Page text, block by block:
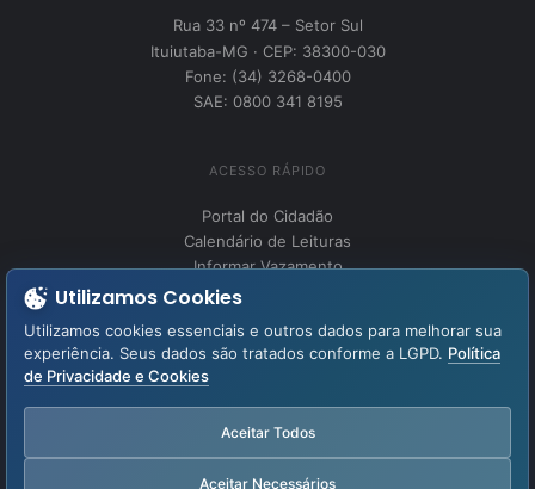
Rua 33 nº 474 – Setor Sul
Ituiutaba-MG · CEP: 38300-030
Fone: (34) 3268-0400
SAE: 0800 341 8195
ACESSO RÁPIDO
Portal do Cidadão
Calendário de Leituras
Informar Vazamento
INSTITUCIONAL
Perguntas Frequentes
LGPD – Lei Geral de Proteção de Dados
Utilizamos Cookies
Utilizamos cookies essenciais e outros dados para melhorar sua
experiência. Seus dados são tratados conforme a LGPD. Política
de Privacidade e Cookies
Aceitar Todos
Aceitar Necessários